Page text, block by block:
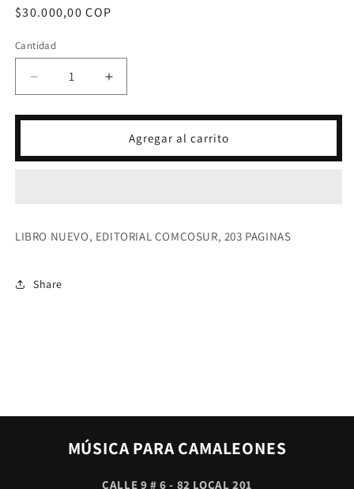
Precio
$30.000,00 COP
Cantidad
Reducir
cantidad
para
NECRONOMICON-
LOVECRAFT
Aumentar
cantidad
para
NECRONOMICON-
LOVECRAFT
Agregar al carrito
LIBRO NUEVO, EDITORIAL COMCOSUR, 203 PAGINAS
Share
MÚSICA PARA CAMALEONES
CALLE 9 # 6 - 82 LOCAL 201